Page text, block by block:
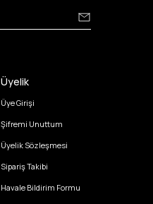
Üyelik
Üye Girişi
Şifremi Unuttum
Üyelik Sözleşmesi
Sipariş Takibi
Havale Bildirim Formu